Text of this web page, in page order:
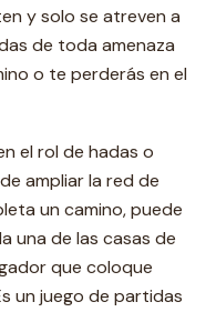
y solo se atreven a
de toda amenaza
o te perderás en el
el rol de hadas o
ampliar la red de
un camino, puede
una de las casas de
que coloque
un juego de partidas